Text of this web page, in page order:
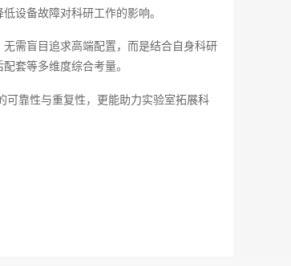
设备故障对科研工作的影响。
需盲目追求高端配置，而是结合自身科研
套等多维度综合考量。
可靠性与重复性，更能助力实验室拓展科